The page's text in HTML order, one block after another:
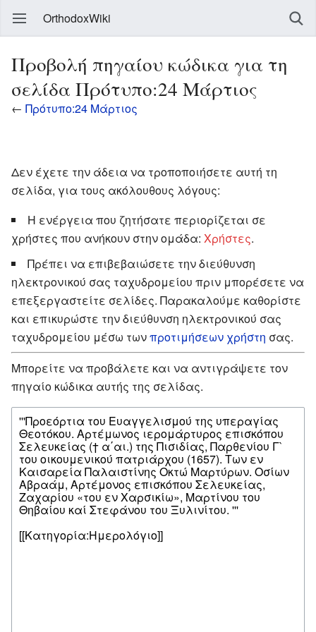
OrthodoxWiki
Προβολή πηγαίου κώδικα για τη
σελίδα Πρότυπο:24 Μάρτιος
← Πρότυπο:24 Μάρτιος
Δεν έχετε την άδεια να τροποποιήσετε αυτή τη
σελίδα, για τους ακόλουθους λόγους:
Η ενέργεια που ζητήσατε περιορίζεται σε
χρήστες που ανήκουν στην ομάδα: Χρήστες.
Πρέπει να επιβεβαιώσετε την διεύθυνση
ηλεκτρονικού σας ταχυδρομείου πριν μπορέσετε να
επεξεργαστείτε σελίδες. Παρακαλούμε καθορίστε
και επικυρώστε την διεύθυνση ηλεκτρονικού σας
ταχυδρομείου μέσω τωνπροτιμήσεων χρήστη σας.
Μπορείτε να προβάλετε και να αντιγράψετε τον
πηγαίο κώδικα αυτής της σελίδας.